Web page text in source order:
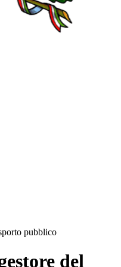
pubblico
del